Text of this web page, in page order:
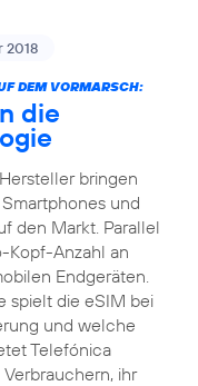
2018
DEM VORMARSCH:
die
bringen
und
den Markt. Parallel
Kopf-Anzahl an
Endgeräten.
spielt die eSIM bei
und welche
Telefónica
ihr